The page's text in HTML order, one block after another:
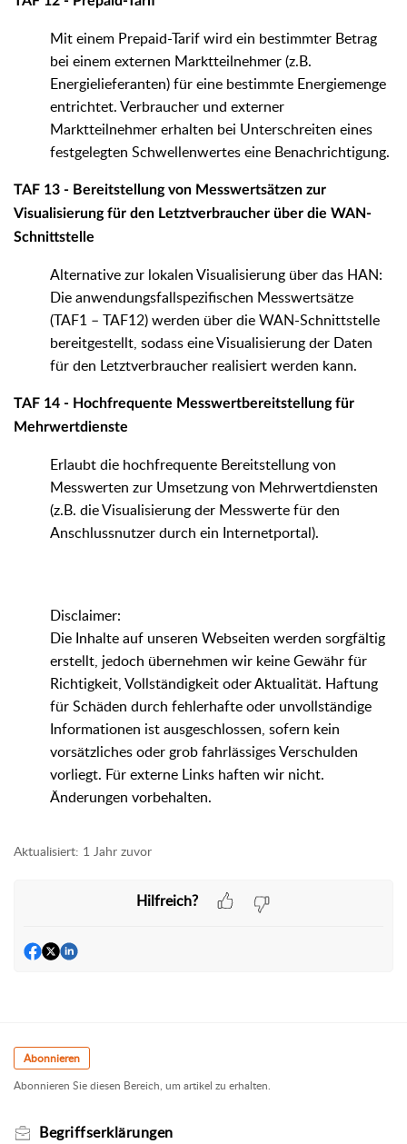
Mit einem Prepaid-Tarif wird ein bestimmter Betrag
bei einem externen Marktteilnehmer (z.B.
Energielieferanten) für eine bestimmte Energiemenge
entrichtet. Verbraucher und externer
Marktteilnehmer erhalten bei Unterschreiten eines
festgelegten Schwellenwertes eine Benachrichtigung.
TAF 13 - Bereitstellung von Messwertsätzen zur
Visualisierung für den Letztverbraucher über die WAN-
Schnittstelle
Alternative zur lokalen Visualisierung über das HAN:
Die anwendungsfallspezifischen Messwertsätze
(TAF1 – TAF12) werden über die WAN-Schnittstelle
bereitgestellt, sodass eine Visualisierung der Daten
für den Letztverbraucher realisiert werden kann.
TAF 14 - Hochfrequente Messwertbereitstellung für
Mehrwertdienste
Erlaubt die hochfrequente Bereitstellung von
Messwerten zur Umsetzung von Mehrwertdiensten
(z.B. die Visualisierung der Messwerte für den
Anschlussnutzer durch ein Internetportal).
Disclaimer:
Die Inhalte auf unseren Webseiten werden sorgfältig
erstellt, jedoch übernehmen wir keine Gewähr für
Richtigkeit, Vollständigkeit oder Aktualität. Haftung
für Schäden durch fehlerhafte oder unvollständige
Informationen ist ausgeschlossen, sofern kein
vorsätzliches oder grob fahrlässiges Verschulden
vorliegt. Für externe Links haften wir nicht.
Änderungen vorbehalten.
Aktualisiert: 1 Jahr zuvor
Hilfreich?
Abonnieren
Abonnieren Sie diesen Bereich, um artikel zu erhalten.
Begriffserklärungen